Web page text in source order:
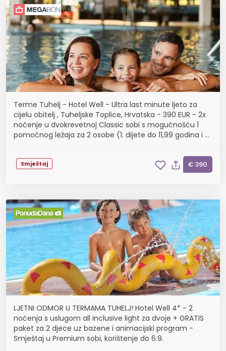
Terme Tuhelj - Hotel Well - Ultra last minute ljeto za
cijelu obitelj , Tuheljske Toplice, Hrvatska - 390 EUR - 2x
noćenje u dvokrevetnoj Classic sobi s mogućnošću 1
pomoćnog ležaja za 2 osobe (1. dijete do 11,99 godina i 2.
Smještaj € 390
LJETNI ODMOR U TERMAMA TUHELJ! Hotel Well 4* - 2
noćenja s uslugom all inclusive light za dvoje + GRATIS
paket za 2 djece uz bazene i animacijski program -
Smještaj u Premium sobi, korištenje do 6.9.